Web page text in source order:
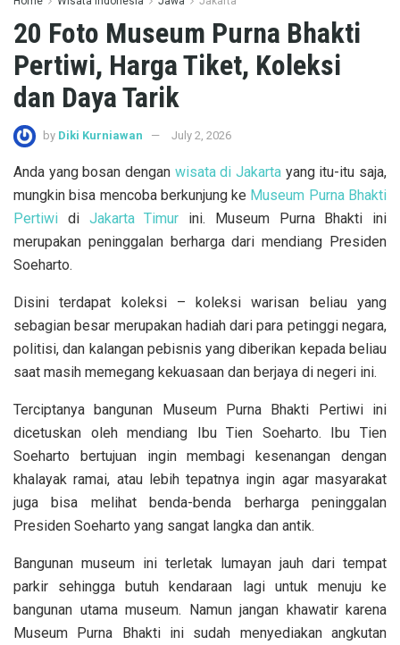
20 Foto Museum Purna Bhakti
Pertiwi, Harga Tiket, Koleksi
dan Daya Tarik
by Diki Kurniawan July 2, 2026
Anda yang bosan dengan wisata di Jakarta yang itu-itu saja,
mungkin bisa mencoba berkunjung ke Museum Purna Bhakti
Pertiwi di Jakarta Timur ini. Museum Purna Bhakti ini
merupakan peninggalan berharga dari mendiang Presiden
Soeharto.
Disini terdapat koleksi – koleksi warisan beliau yang
sebagian besar merupakan hadiah dari para petinggi negara,
politisi, dan kalangan pebisnis yang diberikan kepada beliau
saat masih memegang kekuasaan dan berjaya di negeri ini.
Terciptanya bangunan Museum Purna Bhakti Pertiwi ini
dicetuskan oleh mendiang Ibu Tien Soeharto. Ibu Tien
Soeharto bertujuan ingin membagi kesenangan dengan
khalayak ramai, atau lebih tepatnya ingin agar masyarakat
juga bisa melihat benda-benda berharga peninggalan
Presiden Soeharto yang sangat langka dan antik.
Bangunan museum ini terletak lumayan jauh dari tempat
parkir sehingga butuh kendaraan lagi untuk menuju ke
bangunan utama museum. Namun jangan khawatir karena
Museum Purna Bhakti ini sudah menyediakan angkutan